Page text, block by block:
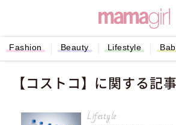
Fashion Beauty Lifestyle
【コストコ】に関する記
Lifestyle